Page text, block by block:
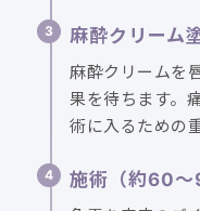
麻酔クリーム
麻酔クリームを
果を待ちます。
術に入るための
施術（約60〜